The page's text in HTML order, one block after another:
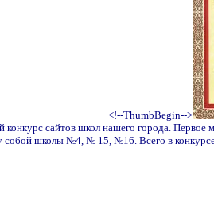
<!--ThumbBegin-->
конкурс сайтов школ нашего города.
собой школы №4, № 15, №16. Всего в